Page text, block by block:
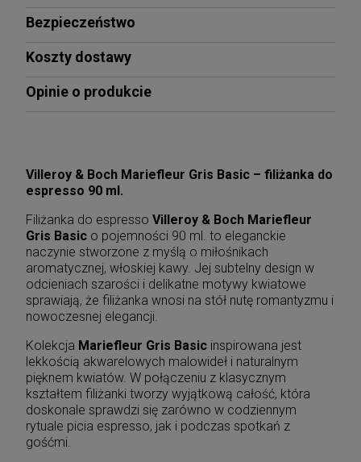
Bezpieczeństwo
Koszty dostawy
Opinie o produkcie
Villeroy & Boch Mariefleur Gris Basic – filiżanka do
espresso 90 ml.
Filiżanka do espresso Villeroy & Boch Mariefleur
Gris Basic o pojemności 90 ml. to eleganckie
naczynie stworzone z myślą o miłośnikach
aromatycznej, włoskiej kawy. Jej subtelny design w
odcieniach szarości i delikatne motywy kwiatowe
sprawiają, że filiżanka wnosi na stół nutę romantyzmu i
nowoczesnej elegancji.
Kolekcja Mariefleur Gris Basic inspirowana jest
lekkością akwarelowych malowideł i naturalnym
pięknem kwiatów. W połączeniu z klasycznym
kształtem filiżanki tworzy wyjątkową całość, która
doskonale sprawdzi się zarówno w codziennym
rytuale picia espresso, jak i podczas spotkań z
gośćmi.